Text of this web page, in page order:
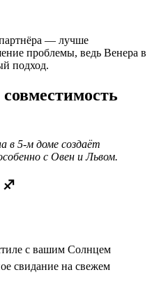
— лучше
проблемы, ведь Венера в
подход.
в 5-м доме создаёт
с Овен и Львом.
с вашим Солнцем
свидание на свежем